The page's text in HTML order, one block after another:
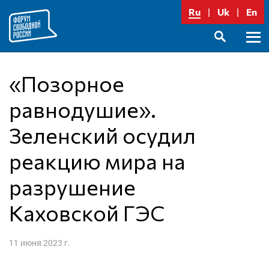
содержимому
Ru Uk En
«Позорное
равнодушие».
Зеленский осудил
реакцию мира на
разрушение
Каховской ГЭС
11 июня 2023 г.